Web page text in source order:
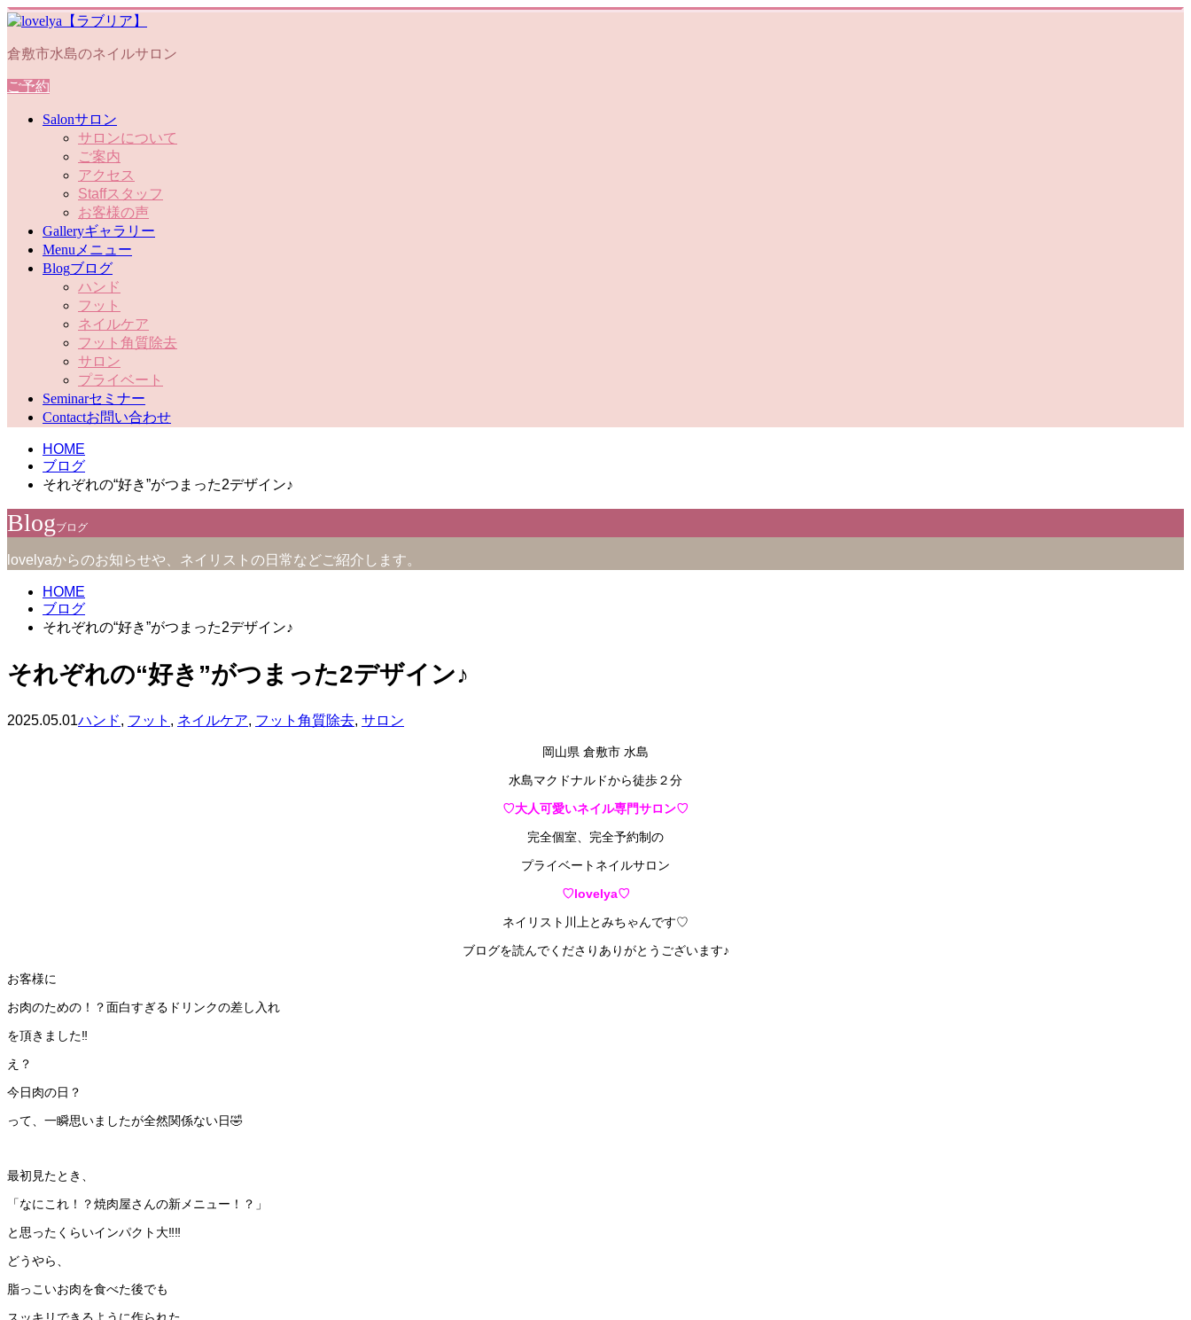
倉敷市水島のネイルサロン
ご予約
Salonサロン
サロンについて
ご案内
アクセス
Staffスタッフ
お客様の声
Galleryギャラリー
Menu メニュー
Blogブログ
ハンド
フット
ネイルケア
フット角質除去
サロン
プライベート
Seminarセミナー
Contactお問い合わせ
HOME
ブログ
それぞれの“好き”がつまった2デザイン♪
Blogブログ
lovelyaからのお知らせや、ネイリストの日常などご紹介します。
HOME
ブログ
それぞれの“好き”がつまった2デザイン♪
それぞれの“好き”がつまった2デザイン♪
2025.05.01ハンド, フット , ネイルケア, フット角質除去, サロン
岡山県 倉敷市 水島
水島マクドナルドから徒歩２分
♡大人可愛いネイル専門サロン♡
完全個室、完全予約制の
プライベートネイルサロン
♡lovelya♡
ネイリスト川上とみちゃんです♡
ブログを読んでくださりありがとうございます♪
お客様に
お肉のための！？面白すぎるドリンクの差し入れ
を頂きました‼️
え？
今日肉の日？
って、一瞬思いましたが全然関係ない日🤣
最初見たとき、
「なにこれ！？焼肉屋さんの新メニュー！？」
と思ったくらいインパクト大‼️‼️
どうやら、
脂っこいお肉を食べた後でも